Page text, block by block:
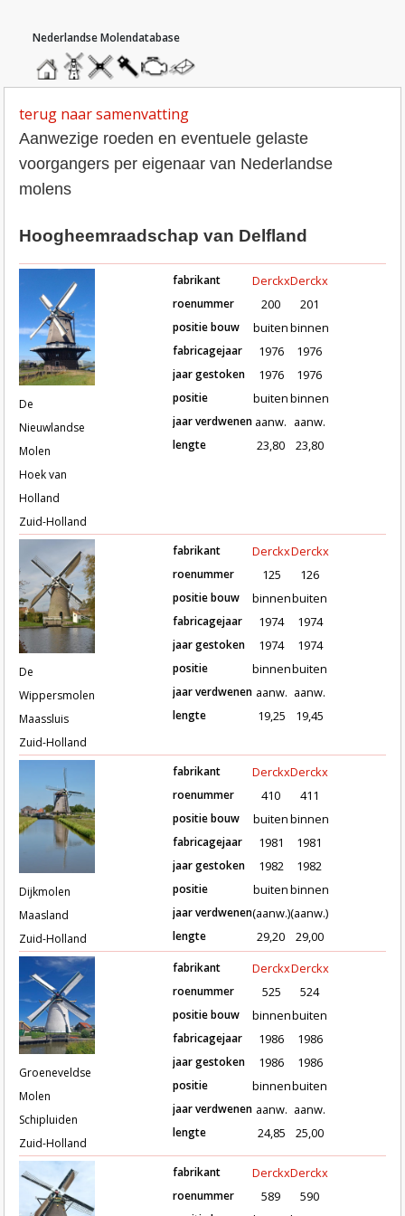
homemolendatabase
roedendatabase
assendatabase
motorendatabase
stuur
een
terug naar samenvatting
Aanwezige roeden en eventuele gelaste
voorgangers per eigenaar van Nederlandse
molens
Hoogheemraadschap van Delfland
De
Nieuwlandse
Molen
Hoek van
Holland
Zuid-Holland
Roeden van molen De
fabrikant
roenummer
positie bouw
fabricagejaar
jaar gestoken
positie
jaar verdwenen
lengte
Derckx
200
buiten
1976
1976
buiten
aanw.
23,80
Derckx
201
binnen
1976
1976
binnen
aanw.
23,80
De
Wippersmolen
Maassluis
Zuid-Holland
Roeden van molen De
fabrikant
roenummer
positie bouw
fabricagejaar
jaar gestoken
positie
jaar verdwenen
lengte
Derckx
125
binnen
1974
1974
binnen
aanw.
19,25
Derckx
126
buiten
1974
1974
buiten
aanw.
19,45
Dijkmolen
Maasland
Zuid-Holland
Roeden van molen Dijkmolen in
fabrikant
roenummer
positie bouw
fabricagejaar
jaar gestoken
positie
jaar verdwenen
lengte
Derckx
410
buiten
1981
1982
buiten
(aanw.)
29,20
Derckx
411
binnen
1981
1982
binnen
(aanw.)
29,00
Groeneveldse
Molen
Schipluiden
Zuid-Holland
Roeden van molen
fabrikant
roenummer
positie bouw
fabricagejaar
jaar gestoken
positie
jaar verdwenen
lengte
Derckx
525
binnen
1986
1986
binnen
aanw.
24,85
Derckx
524
buiten
1986
1986
buiten
aanw.
25,00
fabrikant
roenummer
Derckx
589
Derckx
590